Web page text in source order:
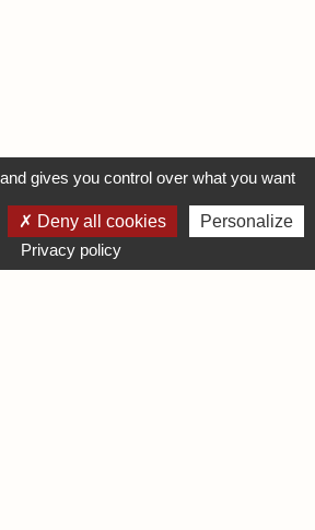
MON COMPTE
gives you control over what you want
Deny all cookies
Personalize
Privacy policy